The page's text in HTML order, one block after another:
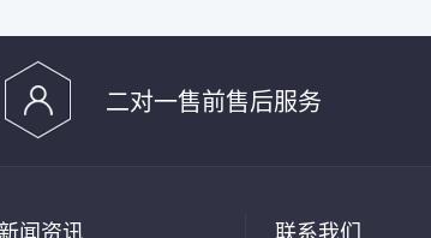
二对一售前售后服务
闻资讯 联系我们